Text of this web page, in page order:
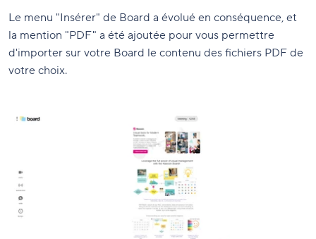
Le menu "Insérer" de Board a évolué en conséquence, et
la mention "PDF" a été ajoutée pour vous permettre
d'importer sur votre Board le contenu des fichiers PDF de
votre choix.